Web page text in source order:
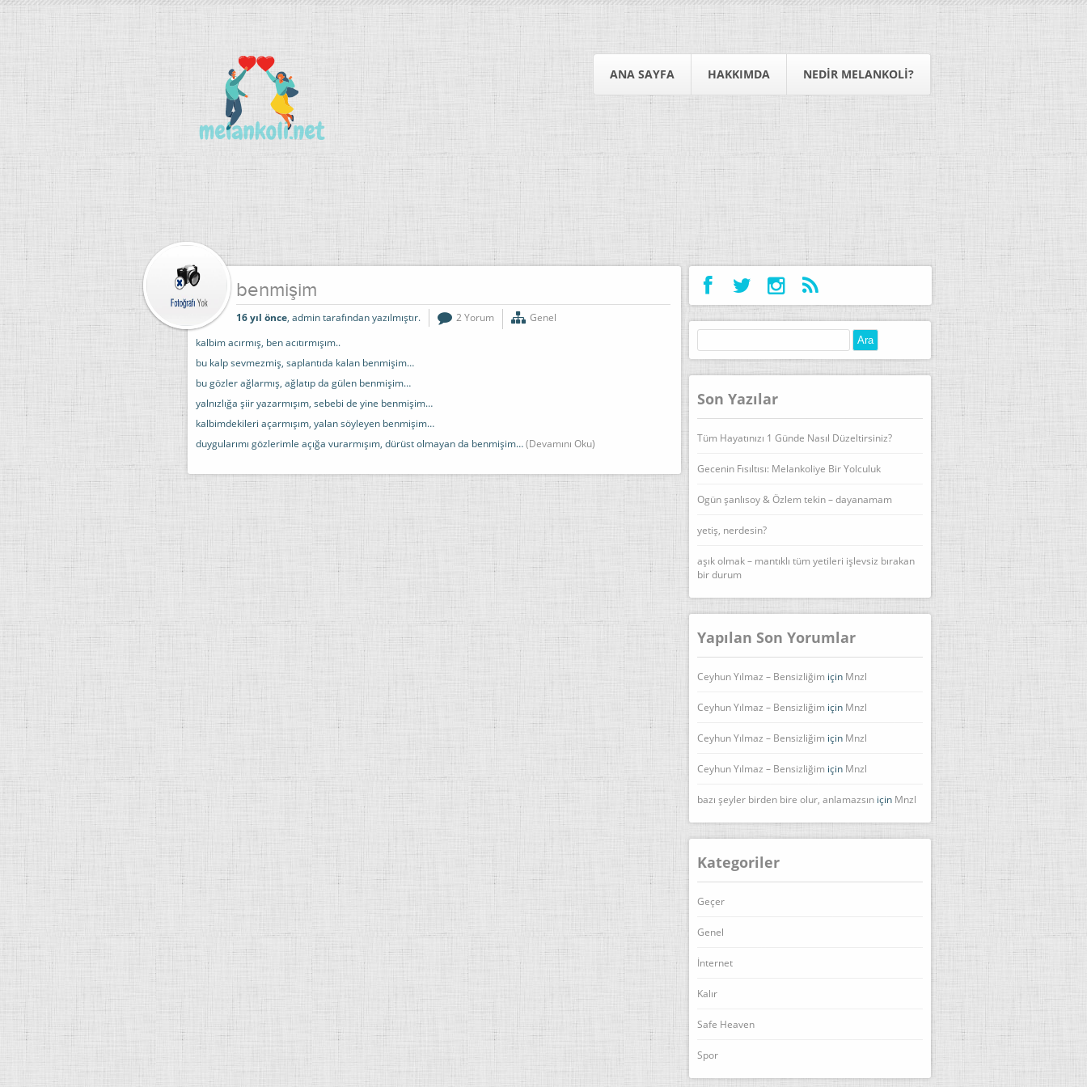
ANA SAYFA HAKKIMDA NEDIR MELANKOLI?
benmişim
16 yıl önce, admin tarafından yazılmıştır. 2 Yorum
Genel
kalbim acırmış, ben acıtırmışım..
bu kalp sevmezmiş, saplantıda kalan benmişim…
bu gözler ağlarmış, ağlatıp da gülen benmişim…
yalnızlığa şiir yazarmışım, sebebi de yine benmişim…
kalbimdekileri açarmışım, yalan söyleyen benmişim…
duygularımı gözlerimle açığa vurarmışım, dürüst olmayan da benmişim…(Devamını Oku)
Arama:
Son Yazılar
Tüm Hayatınızı 1 Günde Nasıl Düzeltirsiniz?
Gecenin Fısıltısı: Melankoliye Bir Yolculuk
Ogün şanlısoy & Özlem tekin – dayanamam
yetiş, nerdesin?
aşık olmak – mantıklı tüm yetileri işlevsiz bırakan
bir durum
Yapılan Son Yorumlar
Ceyhun Yılmaz – Bensizliğim için Mnzl
Ceyhun Yılmaz – Bensizliğim için Mnzl
Ceyhun Yılmaz – Bensizliğim için Mnzl
Ceyhun Yılmaz – Bensizliğim için Mnzl
bazı şeyler birden bire olur, anlamazsın için Mnzl
Kategoriler
Geçer
Genel
İnternet
Kalır
Safe Heaven
Spor